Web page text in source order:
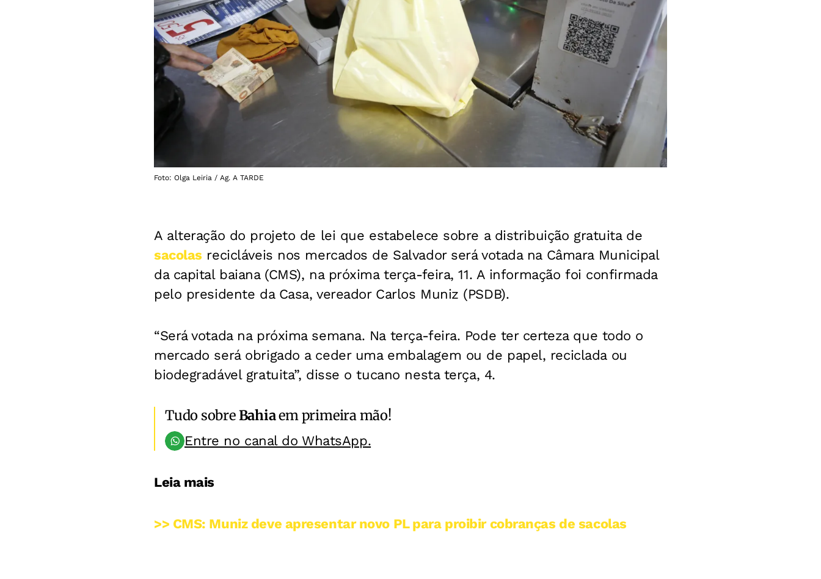
Foto: Olga Leiria / Ag. A TARDE
A alteração do projeto de lei que estabelece sobre a distribuição gratuita de
sacolas recicláveis nos mercados de Salvador será votada na Câmara Municipal
da capital baiana (CMS), na próxima terça-feira, 11. A informação foi confirmada
pelo presidente da Casa, vereador Carlos Muniz (PSDB).
“Será votada na próxima semana. Na terça-feira. Pode ter certeza que todo o
mercado será obrigado a ceder uma embalagem ou de papel, reciclada ou
biodegradável gratuita”, disse o tucano nesta terça, 4.
Tudo sobreBahiaem primeira mão!
Entre no canal do WhatsApp.
Leia mais
>> CMS: Muniz deve apresentar novo PL para proibir cobranças de sacolas